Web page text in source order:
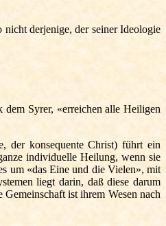
derjenige, der seiner Ideologie
Syrer, «erreichen alle Heiligen
der konsequente Christ) führt ein
individuelle Heilung, wenn sie
um «das Eine und die Vielen», mit
liegt darin, daß diese darum
ist ihrem Wesen nach